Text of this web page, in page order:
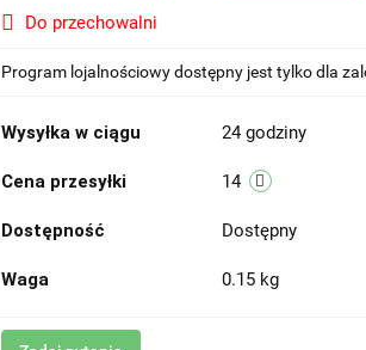
Do przechowalni
Program lojalnościowy dostępny jest tylko dla
Wysyłka w ciągu 24 godziny
Cena przesyłki 14
Dostępność Dostępny
Waga 0.15 kg